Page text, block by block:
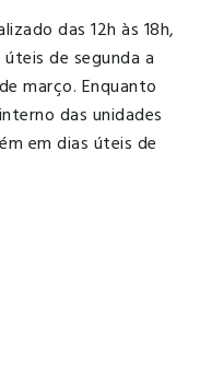
das 12h às 18h,
de segunda a
março. Enquanto
das unidades
em dias úteis de